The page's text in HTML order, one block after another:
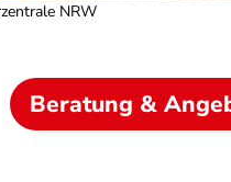
NRW
Beratung &